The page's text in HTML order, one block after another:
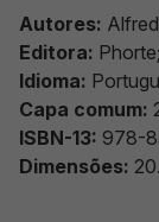
Autores:
Editora:
Idioma:
Capa comum:
ISBN-13: 978-
Dimensões: